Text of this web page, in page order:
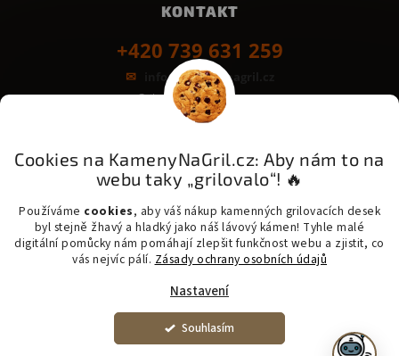
Cookies na KamenyNaGril.cz: Aby nám to na
webu taky „grilovalo“! 🔥
Používáme cookies, aby váš nákup kamenných grilovacích desek
byl stejně žhavý a hladký jako náš lávový kámen! Tyhle malé
digitální pomůcky nám pomáhají zlepšit funkčnost webu a zjistit, co
vás nejvíc pálí. Zásady ochrany osobních údajů
Nastavení
Souhlasím
​​​⚠️ SUPER CENA 2 800 Kč: Lávový kámen 46x40x3 cm s
nerezovým rámečkem. Kontakt: 739 631 259. (Vyrobili jsme
KONTAKT
+420 739 631 259
info@kamenynagril.cz
Grilovací desky z kamene
GoPay
Odložená platba
Platba na třetinky
Messenger - šetrná přeprava kamene
Copyright 2026 KamenyNaGril.cz. Všechna práva vyhrazena. |